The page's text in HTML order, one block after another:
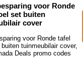
voor Ronde
set buiten
cover
voor Ronde tafel
tuinmeubilair cover,
Deals promo codes